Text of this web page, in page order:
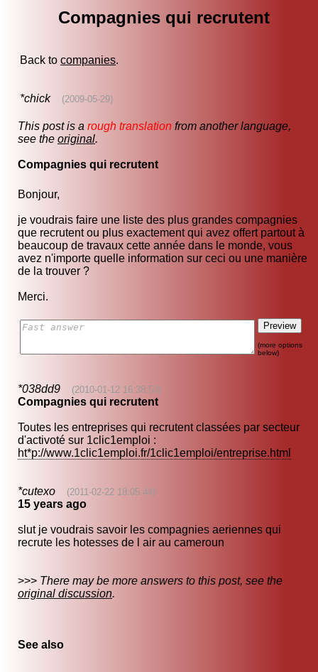
Compagnies qui recrutent
Back to companies.
*chick (2009-05-29)
This post is a rough translation from another language,
see the original.
Compagnies qui recrutent
Bonjour,
je voudrais faire une liste des plus grandes compagnies
que recrutent ou plus exactement qui avez offert partout à
beaucoup de travaux cette année dans le monde, vous
avez n'importe quelle information sur ceci ou une manière
de la trouver ?
Merci.
(more options
below)
*038dd9 (2010-01-12 16:38:53)
Compagnies qui recrutent
Toutes les entreprises qui recrutent classées par secteur
d'activoté sur 1clic1emploi :
ht*p://www.1clic1emploi.fr/1clic1emploi/entreprise.html
*cutexo (2011-02-22 18:05:44)
15 years ago
slut je voudrais savoir les compagnies aeriennes qui
recrute les hotesses de l air au cameroun
>>> There may be more answers to this post, see the
original discussion.
See also